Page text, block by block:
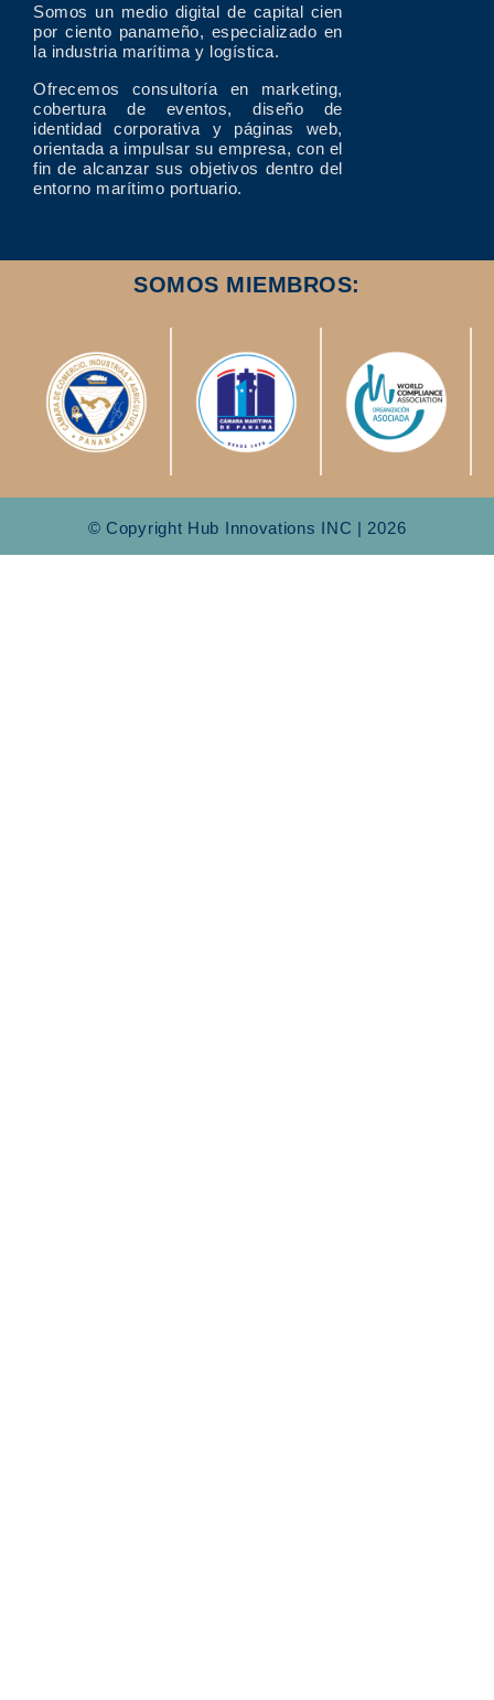
Somos un medio digital de capital cien
por ciento panameño, especializado en
la industria marítima y logística.
Ofrecemos consultoría en marketing,
cobertura de eventos, diseño de
identidad corporativa y páginas web,
orientada a impulsar su empresa, con el
fin de alcanzar sus objetivos dentro del
entorno marítimo portuario.
SOMOS MIEMBROS:
© Copyright Hub Innovations INC | 2026